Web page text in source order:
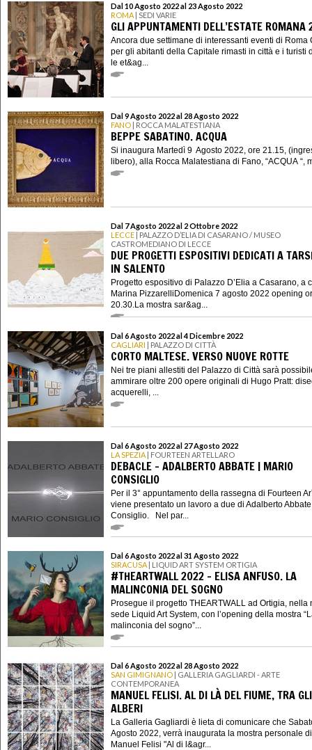
Dal 10 Agosto 2022 al 23 Agosto 2022
ROMA | SEDI VARIE
GLI APPUNTAMENTI DELL’ESTATE ROMANA
Ancora due settimane di interessanti eventi di Roma
per gli abitanti della Capitale rimasti in città e i turisti
le et&ag...
Dal 9 Agosto 2022 al 28 Agosto 2022
FANO | ROCCA MALATESTIANA
BEPPE SABATINO. ACQUA
Si inaugura Martedì 9 Agosto 2022, ore 21.15,
libero), alla Rocca Malatestiana di Fano, “ACQUA “,
Dal 7 Agosto 2022 al 2 Ottobre 2022
LECCE | PALAZZO D’ELIA DI CASARANO / MUSEO
CASTROMEDIANO DI LECCE
DUE PROGETTI ESPOSITIVI DEDICATI A
IN SALENTO
Progetto espositivo di Palazzo D’Elia a Casarano, a
Marina PizzarelliDomenica 7 agosto 2022 opening
20.30.La mostra sar&ag...
Dal 6 Agosto 2022 al 4 Dicembre 2022
CAGLIARI | PALAZZO DI CITTÀ
CORTO MALTESE. VERSO NUOVE ROTTE
Nei tre piani allestiti del Palazzo di Città sarà
ammirare oltre 200 opere originali di Hugo Pratt:
acquerelli, ...
Dal 6 Agosto 2022 al 27 Agosto 2022
LA SPEZIA | FOURTEEN ARTELLARO
DEBACLE - ADALBERTO ABBATE | MARIO
CONSIGLIO
Per il 3° appuntamento della rassegna di Fourteen
viene presentato un lavoro a due di Adalberto
Consiglio. Nel par...
Dal 6 Agosto 2022 al 31 Agosto 2022
SIRACUSA | LIQUID ART SYSTEM ORTIGIA
#THEARTWALL 2022 - ELISA ANFUSO. LA
MALINCONIA DEL SOGNO
Prosegue il progetto THEARTWALL ad Ortigia, nella
sede Liquid Art System, con l’opening della mostra
malinconia del sogno”...
Dal 6 Agosto 2022 al 28 Agosto 2022
SAN GIMIGNANO | GALLERIA GAGLIARDI - ARTE
CONTEMPORANEA
MANUEL FELISI. AL DI LÀ DEL FIUME, TRA GLI
ALBERI
La Galleria Gagliardi è lieta di comunicare che
Agosto 2022, verrà inaugurata la mostra personale di
Manuel Felisi "Al di l&agr...